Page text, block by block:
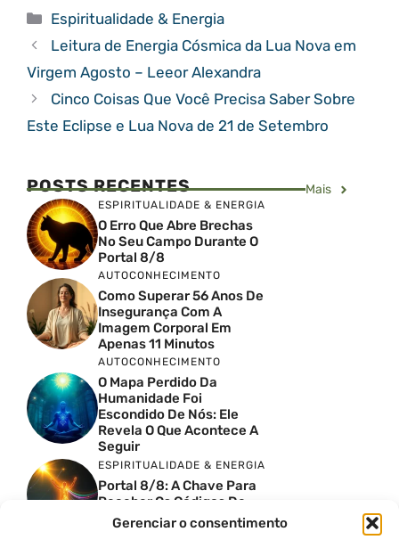
Gerenciar o consentimento
Categorias
Espiritualidade & Energia
Leitura de Energia Cósmica da Lua Nova em
Virgem Agosto – Leeor Alexandra
Cinco Coisas Que Você Precisa Saber Sobre
Este Eclipse e Lua Nova de 21 de Setembro
POSTS RECENTES Mais
ESPIRITUALIDADE & ENERGIA
O Erro Que Abre Brechas
No Seu Campo Durante O
Portal 8/8
AUTOCONHECIMENTO
Como Superar 56 Anos De
Insegurança Com A
Imagem Corporal Em
Apenas 11 Minutos
AUTOCONHECIMENTO
O Mapa Perdido Da
Humanidade Foi
Escondido De Nós: Ele
Revela O Que Acontece A
Seguir
ESPIRITUALIDADE & ENERGIA
Portal 8/8: A Chave Para
Receber Os Códigos De
Sírius